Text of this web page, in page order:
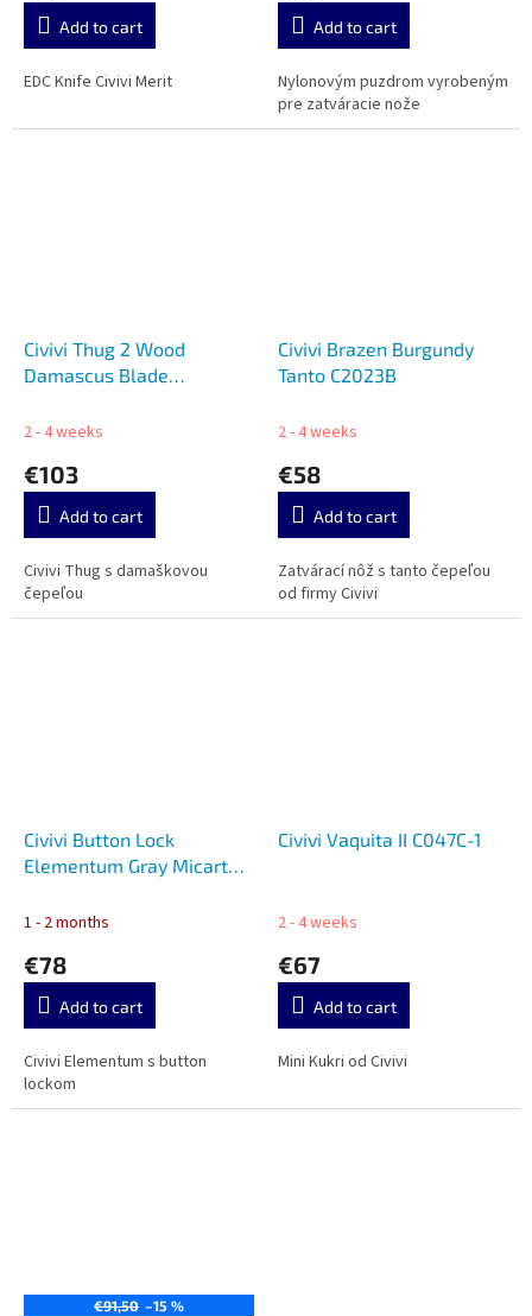
Add to cart
EDC Knife Civivi Merit
Add to cart
Nylonovým puzdrom vyrobeným
pre zatváracie nože
Civivi Thug 2 Wood
Damascus Blade
2 - 4 weeks
€103
Add to cart
Civivi Thug s damaškovou
čepeľou
Civivi Brazen Burgundy
Tanto C2023B
2 - 4 weeks
€58
Add to cart
Zatvárací nôž s tanto čepeľou
od firmy Civivi
Civivi Button Lock
Elementum Gray Micarta
1 - 2 months
€78
Add to cart
Civivi Elementum s button
lockom
Civivi Vaquita II C047C-1
2 - 4 weeks
€67
Add to cart
Mini Kukri od Civivi
€91,50 –15 %